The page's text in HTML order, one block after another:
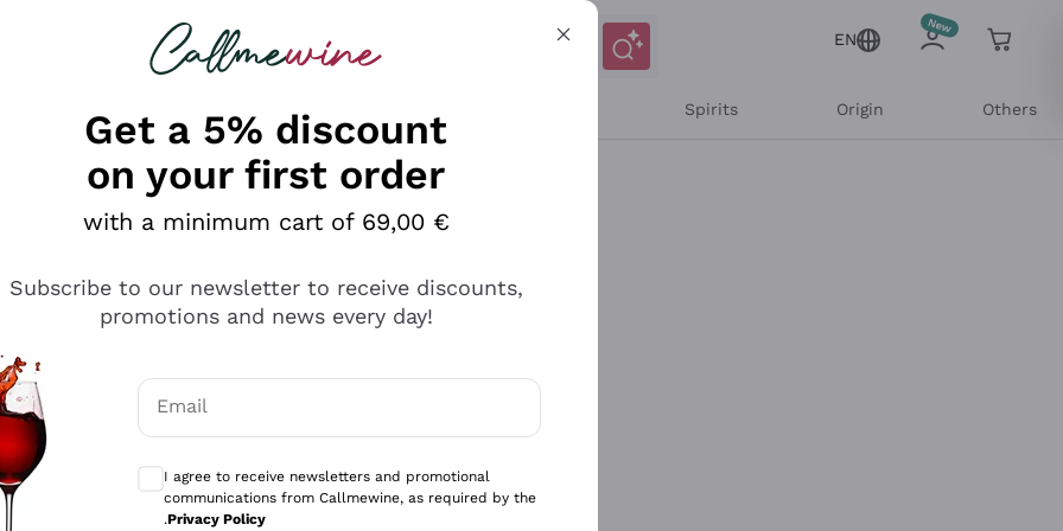
looking for
EN
Spirits Origin Others
Get a 5% discount
on your first order
with a minimum cart of 69,00 €
Subscribe to our newsletter to receive discounts,
promotions and news every day!
Email
I agree to receive newsletters and promotional
communications from Callmewine, as required by the
.Privacy Policy